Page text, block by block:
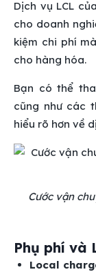
Dịch vụ LCL
cho doanh
kiệm chi phí
cho hàng hóa.
Bạn có thể
cũng như các
hiểu rõ hơn về
Cước vận
Phụ phí và
Local